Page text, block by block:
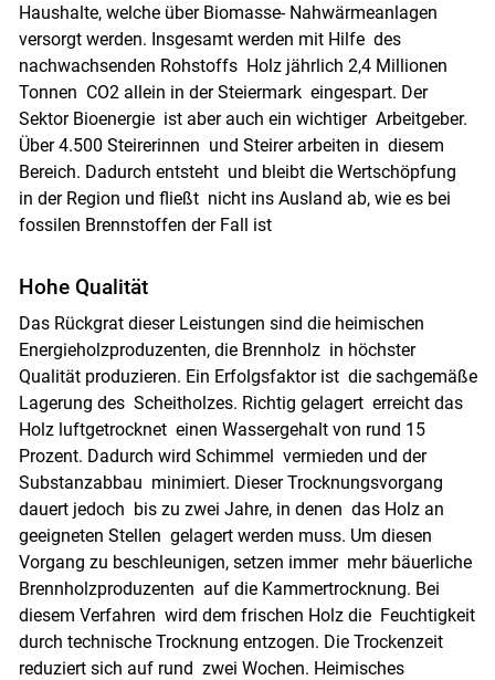
Haushalte, welche über Biomasse- Nahwärmeanlagen
versorgt werden. Insgesamt werden mit Hilfe des
nachwachsenden Rohstoffs Holz jährlich 2,4 Millionen
Tonnen CO2 allein in der Steiermark eingespart. Der
Sektor Bioenergie ist aber auch ein wichtiger Arbeitgeber.
Über 4.500 Steirerinnen und Steirer arbeiten in diesem
Bereich. Dadurch entsteht und bleibt die Wertschöpfung
in der Region und fließt nicht ins Ausland ab, wie es bei
fossilen Brennstoffen der Fall ist
Hohe Qualität
Das Rückgrat dieser Leistungen sind die heimischen
Energieholzproduzenten, die Brennholz in höchster
Qualität produzieren. Ein Erfolgsfaktor ist die sachgemäße
Lagerung des Scheitholzes. Richtig gelagert erreicht das
Holz luftgetrocknet einen Wassergehalt von rund 15
Prozent. Dadurch wird Schimmel vermieden und der
Substanzabbau minimiert. Dieser Trocknungsvorgang
dauert jedoch bis zu zwei Jahre, in denen das Holz an
geeigneten Stellen gelagert werden muss. Um diesen
Vorgang zu beschleunigen, setzen immer mehr bäuerliche
Brennholzproduzenten auf die Kammertrocknung. Bei
diesem Verfahren wird dem frischen Holz die Feuchtigkeit
durch technische Trocknung entzogen. Die Trockenzeit
reduziert sich auf rund zwei Wochen. Heimisches